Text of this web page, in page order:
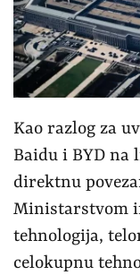
Kao razlog za
Baidu i BYD na
direktnu
Ministarstvom
tehnologija,
celokupnu